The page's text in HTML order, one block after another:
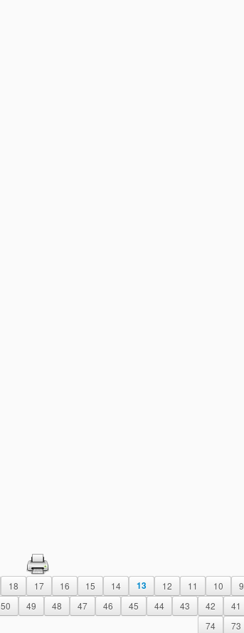
9
10
11
12
13
14
15
16
17
18
41
42
43
44
45
46
47
48
49
50
73
74